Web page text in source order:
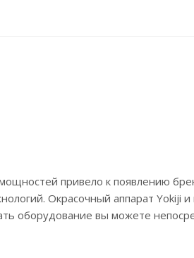
привело к появлению
Окрасочный аппарат
оборудование вы можете